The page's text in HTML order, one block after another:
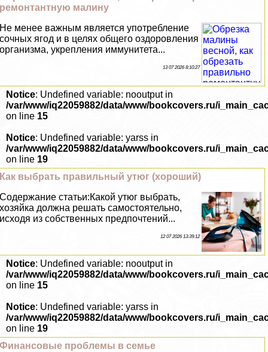
ремонтантную малину
Не менее важным является употрeбление
сочных ягод и в целях общего оздоровления
организма, укрепления иммунитета...
13 07 2026 8:10:27
Notice: Undefined variable: nooutput in
/var/www/iq22059882/data/www/bookcovers.ru/
on line 15
Notice: Undefined variable: yarss in
/var/www/iq22059882/data/www/bookcovers.ru/
on line 19
Как выбрать правильный утюг (хороший)
Содержание статьи:Какой утюг выбрать,
хозяйка должна решать самостоятельно,
исходя из собственных предпочтений...
12 07 2026 13:39:12
Notice: Undefined variable: nooutput in
/var/www/iq22059882/data/www/bookcovers.ru/
on line 15
Notice: Undefined variable: yarss in
/var/www/iq22059882/data/www/bookcovers.ru/
on line 19
Финансовые проблемы в семье